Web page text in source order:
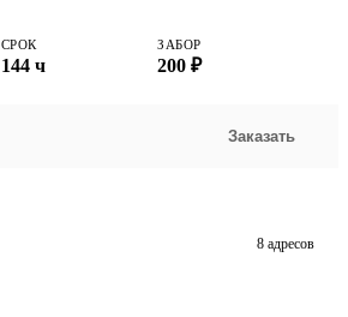
СРОК
144 ч
ЗАБОР
200 ₽
Заказать
8 адресов